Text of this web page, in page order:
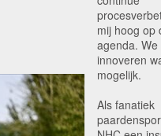
mij hoog op
agenda. We
innoveren
mogelijk.
Als fanatiek